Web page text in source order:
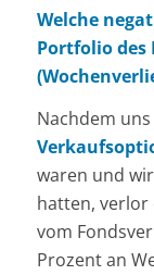
Welche
Portfolio des
Nachdem
waren und
hatten, verlor
vom
Prozent an